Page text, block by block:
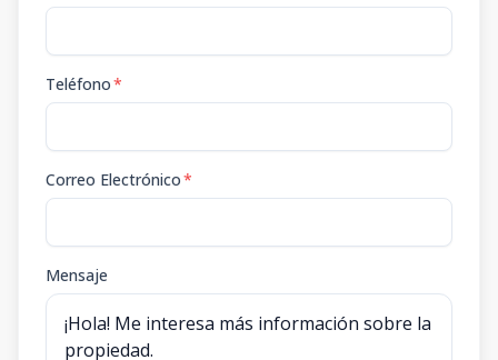
Teléfono*
Correo Electrónico*
Mensaje